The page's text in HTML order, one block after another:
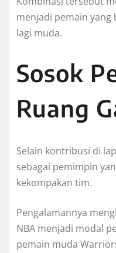
menjadi pemain yang
lagi muda.
Sosok
Ruang
Selain kontribusi di
sebagai pemimpin
kekompakan tim.
Pengalamannya
NBA menjadi modal
pemain muda